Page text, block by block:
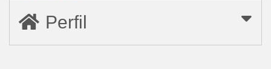
Perfil